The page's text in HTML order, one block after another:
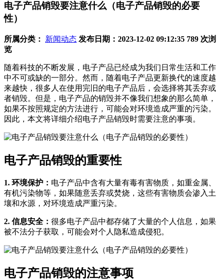
电子产品销毁要注意什么（电子产品销毁的必要
性）
所属分类： 新闻动态 发布日期：2023-12-02 09:12:35 789 次浏
览
随着科技的不断发展，电子产品已经成为我们日常生活和工作
中不可或缺的一部分。然而，随着电子产品更新换代的速度越
来越快，很多人在使用完旧的电子产品后，会选择将其丢弃或
者销毁。但是，电子产品的销毁并不像我们想象的那么简单，
如果不按照规定的方法进行，可能会对环境造成严重的污染。
因此，本文将详细介绍电子产品销毁时需要注意的事项。
电子产品销毁的重要性
1. 环境保护： 电子产品中含有大量有毒有害物质，如重金属、
有机污染物等，如果随意丢弃或焚烧，这些有害物质会渗入土
壤和水源，对环境造成严重污染。
2. 信息安全： 很多电子产品中都存储了大量的个人信息，如果
被不法分子获取，可能会对个人隐私造成侵犯。
电子产品销毁的注意事项